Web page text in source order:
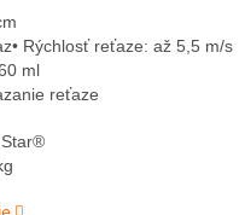
Rýchlosť reťaze: až 5,5 m/s
ml
reťaze
®